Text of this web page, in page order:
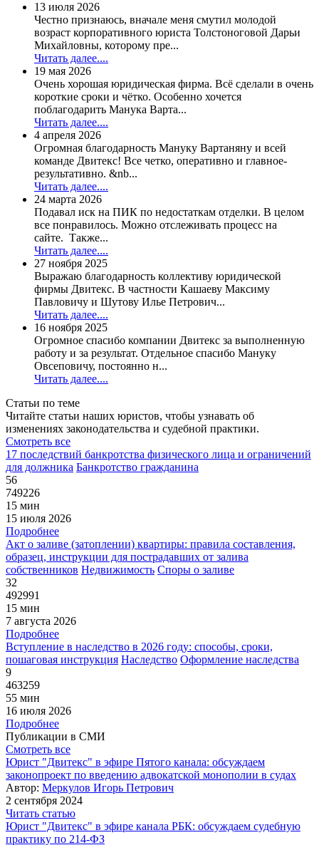
13 июля 2026
Честно признаюсь, вначале меня смутил молодой
возраст корпоративного юриста Толстоноговой Дарьи
Михайловны, которому пре...
Читать далее....
19 мая 2026
Очень хорошая юридическая фирма. Всё сделали в очень
короткие сроки и чётко. Особенно хочется
поблагодарить Манука Варта...
Читать далее....
4 апреля 2026
Огромная благодарность Мануку Вартаняну и всей
команде Двитекс! Все четко, оперативно и главное-
результативно. &nb...
Читать далее....
24 марта 2026
Подавал иск на ПИК по недостаткам отделки. В целом
все понравилось. Можно отслеживать процесс на
сайте. Также...
Читать далее....
27 ноября 2025
Выражаю благодарность коллективу юридической
фирмы Двитекс. В частности Кашаеву Максиму
Павловичу и Шутову Илье Петрович...
Читать далее....
16 ноября 2025
Огромное спасибо компании Двитекс за выполненную
работу и за результат. Отдельное спасибо Мануку
Овсеповичу, постоянно н...
Читать далее....
Статьи по теме
Читайте статьи наших юристов, чтобы узнавать об
изменениях законодательства и судебной практики.
Смотреть все
17 последствий банкротства физического лица и ограничений
для должника Банкротство гражданина
56
749226
15 мин
15 июля 2026
Подробнее
Акт о заливе (затоплении) квартиры: правила составления,
образец, инструкции для пострадавших от залива
собственников Недвижимость Споры о заливе
32
492991
15 мин
7 августа 2026
Подробнее
Вступление в наследство в 2026 году: способы, сроки,
пошаговая инструкция Наследство Оформление наследства
9
463259
55 мин
16 июля 2026
Подробнее
Публикации в СМИ
Смотреть все
Юрист "Двитекс" в эфире Пятого канала: обсуждаем
законопроект по введению адвокатской монополии в судах
Автор: Меркулов Игорь Петрович
2 сентября 2024
Читать статью
Юрист "Двитекс" в эфире канала РБК: обсуждаем судебную
практику по 214-ФЗ